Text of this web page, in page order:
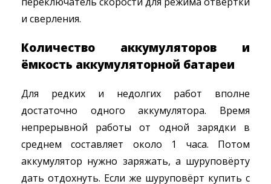
и сверления.
Количество аккумуляторов и
ёмкость аккумуляторной батареи
Для редких и недолгих работ вполне
достаточно одного аккумулятора. Время
непрерывной работы от одной зарядки в
среднем составляет около 1 часа. Потом
аккумулятор нужно заряжать, а шуруповёрту
дать отдохнуть. Если же шуруповёрт купить с